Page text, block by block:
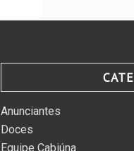
Anunciantes
Doces
Equipe Cabiúna